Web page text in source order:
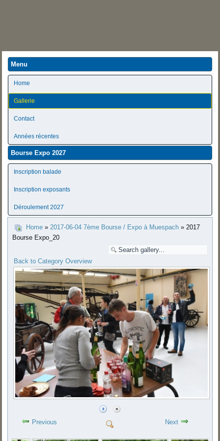
Menu
Home
Gallerie
Contact
Années récentes
Bourse Expo 2027
Inscription balade
Inscription exposants
Déroulement 2027
Home »2017-06-04 7ème Bourse / Expo à Muespach » 2017
Bourse Expo_20
Back to Category Overview
Previous Next